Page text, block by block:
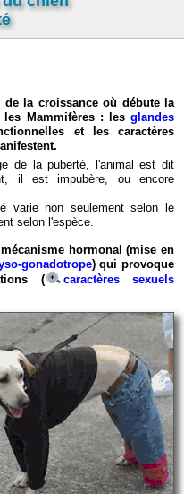
la croissance où débute la
les Mammifères : les glandes
et les caractères
de la puberté, l'animal est dit
il est impubère, ou encore
varie non seulement selon le
selon l'espèce.
hormonal (mise en
gonadotrope) qui provoque
(
caractères sexuels